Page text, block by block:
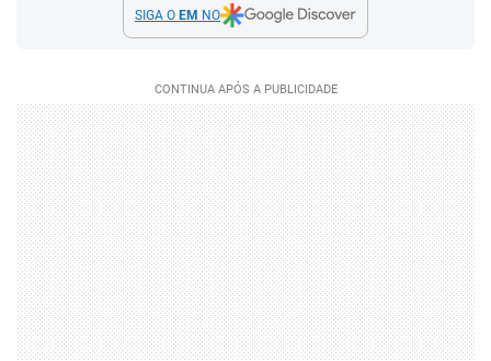
SIGA O EM NO